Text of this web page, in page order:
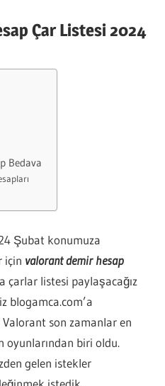
Çar Listesi 2024
Bedava
Şubat konumuza
için valorant demir hesap
çarlar listesi paylaşacağız
blogamca.com’a
son zamanlar en
oyunlarından biri oldu.
gelen istekler